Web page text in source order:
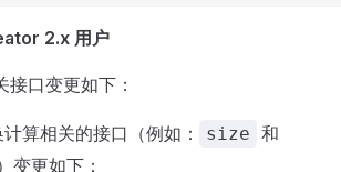
2.x 用户
接口变更如下：
算相关的接口（例如： size 和
变更如下：